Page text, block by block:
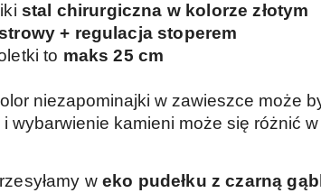
stal chirurgiczna w kolorze złotym
+ regulacja stoperem
to maks 25 cm
niezapominajki w zawieszce może
i wybarwienie kamieni może się różnić
weko pudełku z czarną